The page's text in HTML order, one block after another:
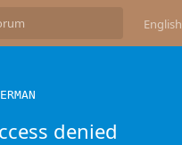
English
denied